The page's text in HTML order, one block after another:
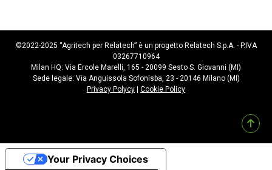
©2022-2025 “Agritech per Relatech” è un progetto Relatech S.p.A. - P.IVA
03267710964
Milan HQ: Via Ercole Marelli, 165 - 20099 Sesto S. Giovanni (MI)
Sede legale: Via Anguissola Sofonisba, 23 - 20146 Milano (MI)
Privacy Polycy
Cookie Policy
Your Privacy Choices